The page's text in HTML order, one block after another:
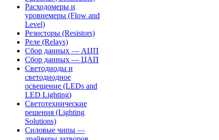
Расходомеры и
уровнемеры (Flow and
Level)
Резисторы (Resistors)
Реле (Relays)
Сбор данных — АЦП
Сбор данных — ЦАП
Светодиоды и
светодиодное
освещение (LEDs and
LED Lighting)
Светотехнические
решения (Lighting
Solutions)
Силовые чипы —